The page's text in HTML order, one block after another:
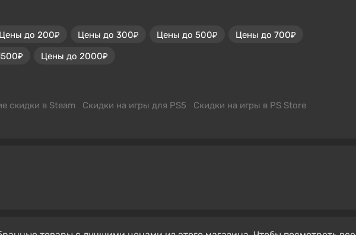
Цены до 200₽ Цены до 300₽ Цены до 500₽
Цены до 700₽
Цены до 2000₽
скидки в Steam Скидки на игры для PS5
Скидки на игры в PS Store